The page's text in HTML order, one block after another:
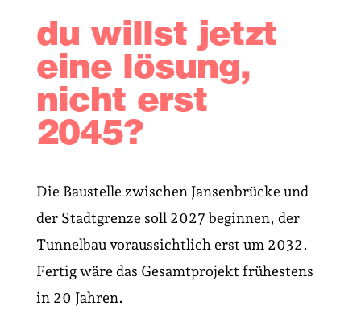
du willst jetzt
eine lösung,
nicht erst
2045?
Die Baustelle zwischen Jansenbrücke und
der Stadtgrenze soll 2027 beginnen, der
Tunnelbau voraussichtlich erst um 2032.
Fertig wäre das Gesamtprojekt frühestens
in 20 Jahren.